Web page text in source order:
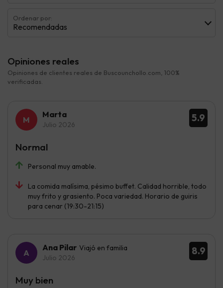
Ordenar por:
Recomendadas
Opiniones reales
Opiniones de clientes reales de Buscounchollo.com, 100%
verificadas.
5.9
Marta
Julio 2026
Personal muy amable.
La comida malísima, pésimo buffet. Calidad horrible, todo
muy frito y grasiento. Poca variedad. Horario de guiris
para cenar (19:30-21:15)
Normal
8.9
Ana Pilar Viajó en familia
Julio 2026
Muy bien